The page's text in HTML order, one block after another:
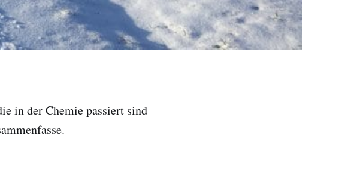
in der Chemie passiert sind